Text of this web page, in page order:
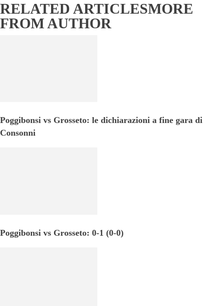
RELATED ARTICLESMORE
FROM AUTHOR
Poggibonsi vs Grosseto: le dichiarazioni a fine gara di
Consonni
Poggibonsi vs Grosseto: 0-1 (0-0)